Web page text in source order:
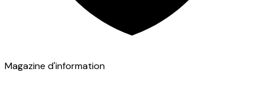
Magazine d'information